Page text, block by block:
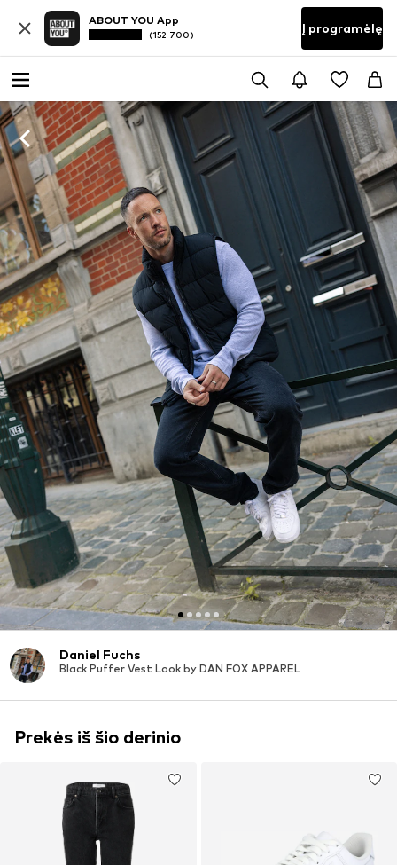
ABOUT YOU App
(152 700) Į programėlę
Daniel Fuchs
Black Puffer Vest Look by DAN FOX APPAREL
Prekės iš šio derinio